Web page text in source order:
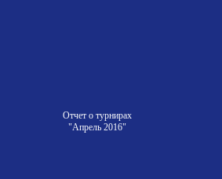
Отчет о турнирах
"Апрель 2016"